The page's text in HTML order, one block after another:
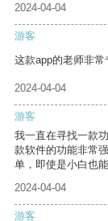
2024-04-04
游客
这款app的老师非常
2024-04-04
游客
我一直在寻找一款
款软件的功能非常
单，即使是小白也能
2024-04-04
游客